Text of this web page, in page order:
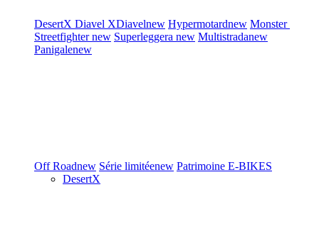
DesertX Diavel XDiavelnew Hypermotardnew Monster
Streetfighternew Superleggera new Multistradanew
Panigalenew
Off Roadnew Série limitéenew Patrimoine E-BIKES
DesertX